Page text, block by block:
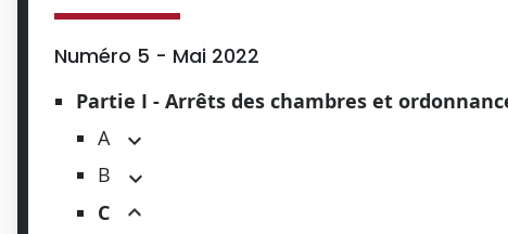
Numéro 5 - Mai 2022
Partie I - Arrêts des chambres et
A
B
C